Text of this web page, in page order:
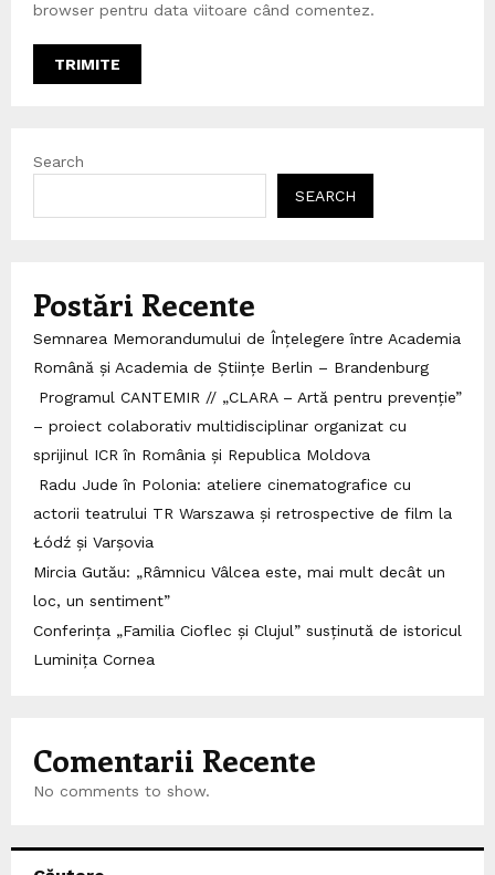
browser pentru data viitoare când comentez.
Search
SEARCH
Postări Recente
Semnarea Memorandumului de Înțelegere între Academia
Română și Academia de Științe Berlin – Brandenburg
Programul CANTEMIR // „CLARA – Artă pentru prevenție”
– proiect colaborativ multidisciplinar organizat cu
sprijinul ICR în România și Republica Moldova
Radu Jude în Polonia: ateliere cinematografice cu
actorii teatrului TR Warszawa și retrospective de film la
Łódź și Varșovia
Mircia Gutău: „Râmnicu Vâlcea este, mai mult decât un
loc, un sentiment”
Conferința „Familia Cioflec și Clujul” susținută de istoricul
Luminița Cornea
Comentarii Recente
No comments to show.